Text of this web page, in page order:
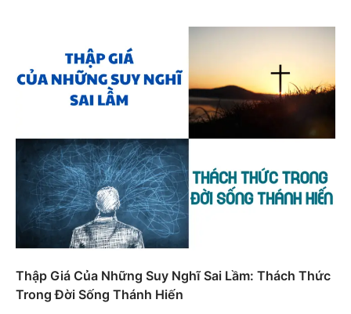
Thập Giá Của Những Suy Nghĩ Sai Lầm: Thách Thức
Trong Đời Sống Thánh Hiến